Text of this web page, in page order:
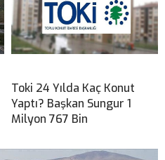
Toki 24 Yılda Kaç Konut
Yaptı? Başkan Sungur 1
Milyon 767 Bin